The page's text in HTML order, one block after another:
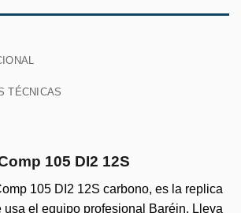
TÉCNICAS
105 DI2 12S
105 DI2 12S carbono, es la replica
usa el equipo profesional Baréin. Lleva